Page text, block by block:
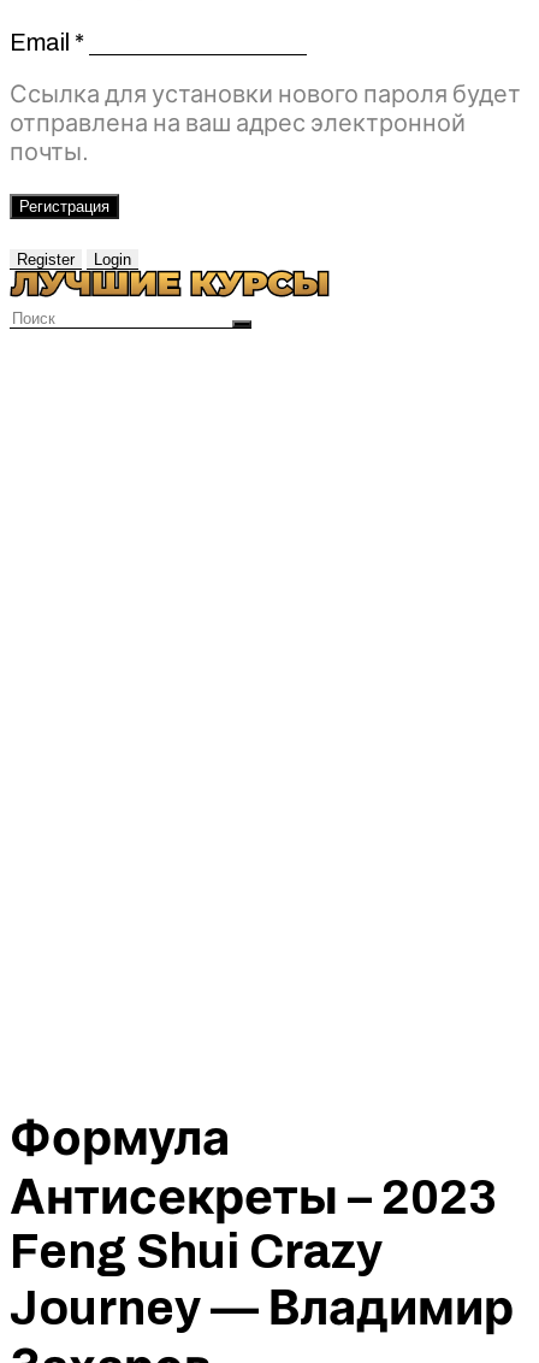
Email *Обязательно
Ссылка для установки нового пароля будет
отправлена ​​на ваш адрес электронной
почты.
Регистрация
Register Login
Формула
Антисекреты – 2023
Feng Shui Crazy
Journey — Владимир